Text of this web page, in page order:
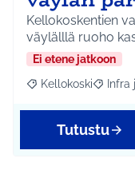
Kellokoskentien
väylälllä ruoho
Ei etene jatkoon
Rajaa tulokset
Kellokoski Rajaa
Infra
Tutustu